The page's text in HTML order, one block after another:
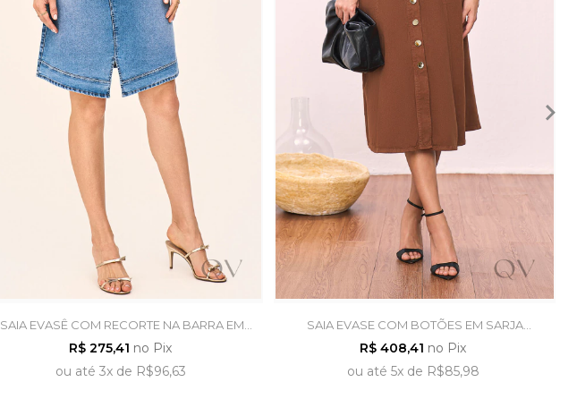
SAIA EVASÊ COM RECORTE NA BARRA EM
JEANS CLARO - LAURA ROSA
R$ 275,41 no Pix
ou até 3xde R$96,63
SAIA EVASE COM BOTÕES EM SARJA
MARROM - TITANIUM JEANS
R$ 408,41 no Pix
ou até 5xde R$85,98